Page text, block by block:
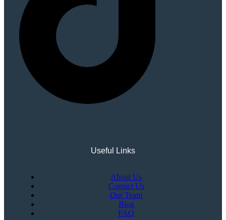
Useful Links
About Us
Contact Us
Our Team
Blog
FAQ